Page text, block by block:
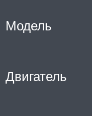
Модель
Двигатель